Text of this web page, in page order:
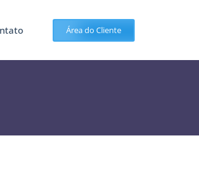
Área do Cliente